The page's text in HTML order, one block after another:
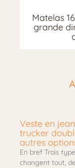
Matelas
grande
Veste en
trucker
autres
En bref Trois
changent tout,